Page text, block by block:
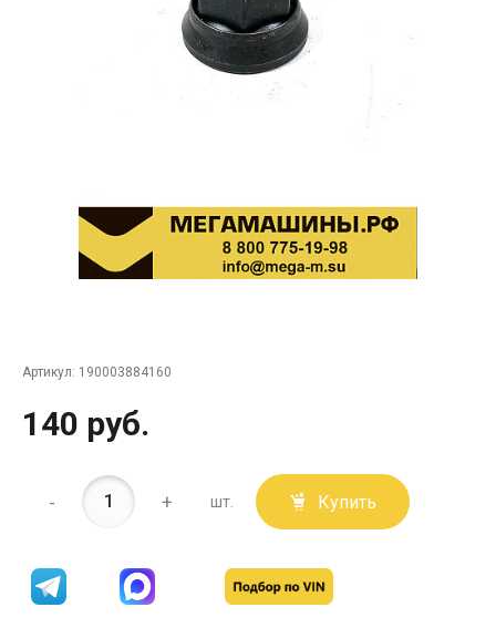
Артикул: 190003884160
140 руб.
- + шт. Купить